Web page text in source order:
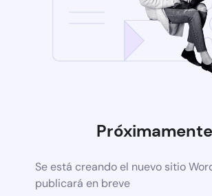
Próximamente
Se está creando el nuevo sitio
publicará en breve